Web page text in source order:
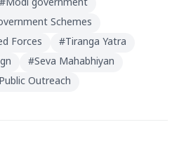
#Modi government
Schemes
Forces #Tiranga Yatra
#Seva Mahabhiyan
Public Outreach